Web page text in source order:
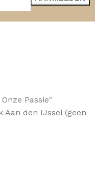
Passie"
Aan den IJssel (geen